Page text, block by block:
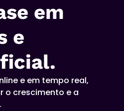
em
e
e em tempo real,
o crescimento e a